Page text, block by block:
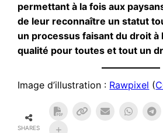
permettant à la fois aux
de leur reconnaître un statut
un processus faisant du droit à
qualité pour toutes et tout un
Image d’illustration : Rawpixel (
SHARES